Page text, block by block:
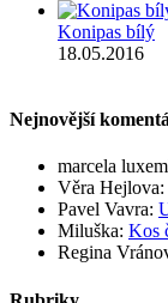
Konipas bílý
18.05.2016
Nejnovější
marcela
Věra Hejlova:
Pavel Vavra:
Miluška: Kos
Regina